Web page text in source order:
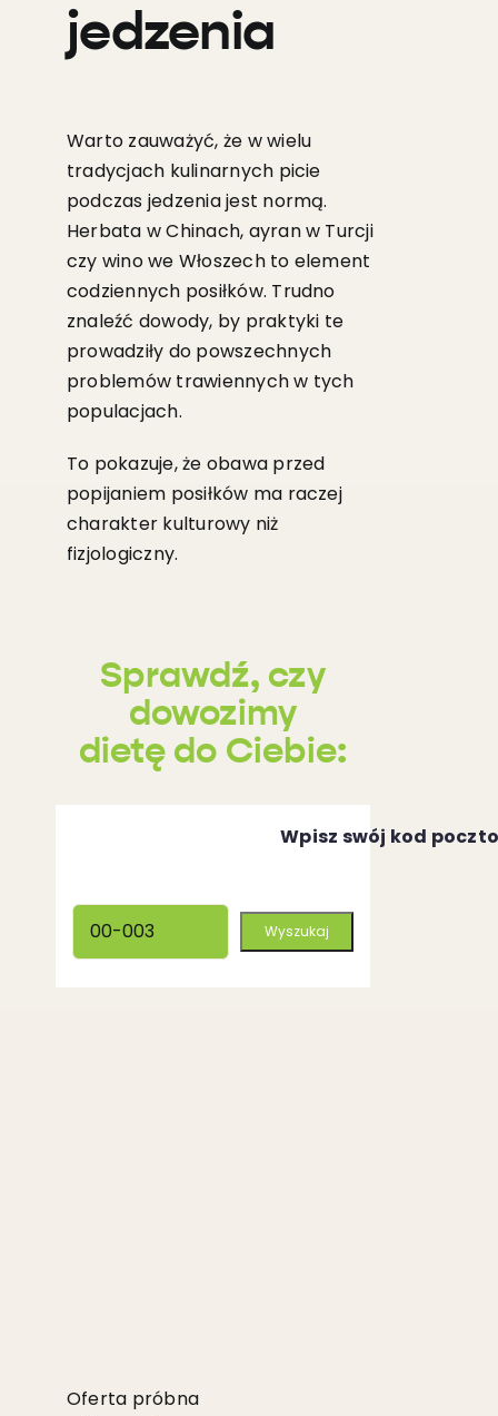
jedzenia
Warto zauważyć, że w wielu
tradycjach kulinarnych picie
podczas jedzenia jest normą.
Herbata w Chinach, ayran w Turcji
czy wino we Włoszech to element
codziennych posiłków. Trudno
znaleźć dowody, by praktyki te
prowadziły do powszechnych
problemów trawiennych w tych
populacjach.
To pokazuje, że obawa przed
popijaniem posiłków ma raczej
charakter kulturowy niż
fizjologiczny.
Sprawdź, czy
dowozimy
dietę do Ciebie:
Wpisz swój kod
Oferta próbna